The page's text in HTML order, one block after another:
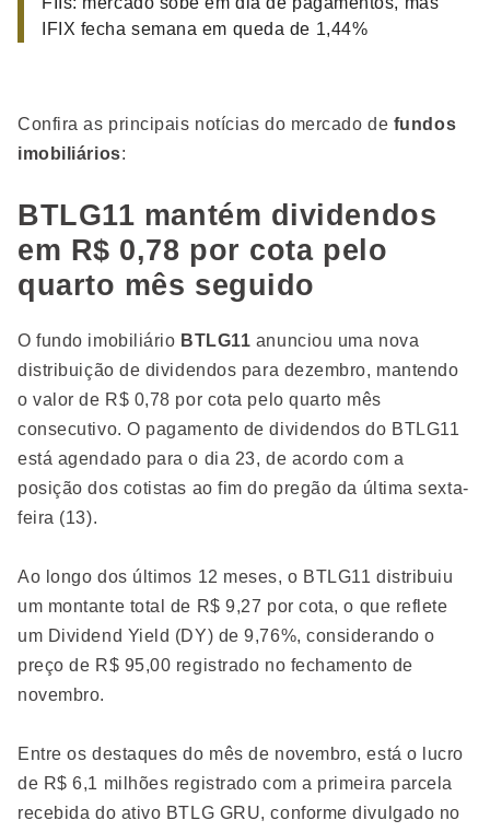
IFIX fecha semana em queda de 1,44%
Confira as principais notícias do mercado de fundos
imobiliários:
BTLG11 mantém dividendos
em R$ 0,78 por cota pelo
quarto mês seguido
O fundo imobiliário BTLG11 anunciou uma nova
distribuição de dividendos para dezembro, mantendo
o valor de R$ 0,78 por cota pelo quarto mês
consecutivo. O pagamento de dividendos do BTLG11
está agendado para o dia 23, de acordo com a
posição dos cotistas ao fim do pregão da última sexta-
feira (13).
Ao longo dos últimos 12 meses, o BTLG11 distribuiu
um montante total de R$ 9,27 por cota, o que reflete
um Dividend Yield (DY) de 9,76%, considerando o
preço de R$ 95,00 registrado no fechamento de
novembro.
Entre os destaques do mês de novembro, está o lucro
de R$ 6,1 milhões registrado com a primeira parcela
recebida do ativo BTLG GRU, conforme divulgado no